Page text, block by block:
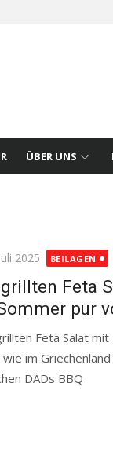
ÜBER UNS
2025 BEILAGEN
Feta
pur
Feta Salat
wie im
DADs BBQ